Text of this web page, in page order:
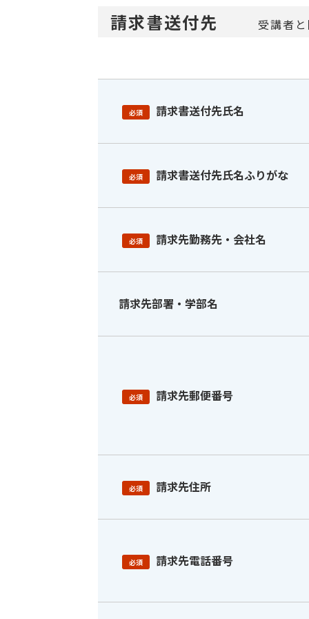
請求書送付先 受講者
必須 請求書送付先氏名
必須 請求書送付先氏名ふりがな
必須 請求先勤務先・会社名
請求先部署・学部名
必須 請求先郵便番号
必須 請求先住所
必須 請求先電話番号